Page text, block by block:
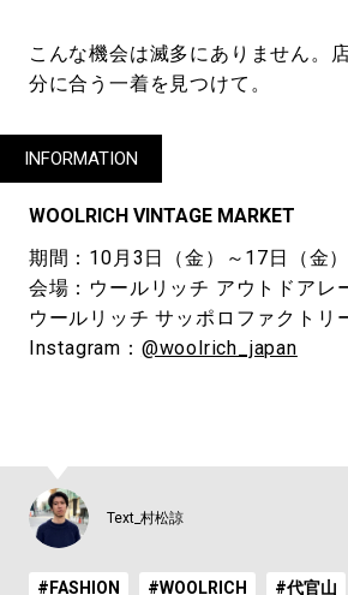
こんな機会は滅多にありません。
分に合う一着を見つけて。
INFORMATION
WOOLRICH VINTAGE MARKET
期間：10月3日（金）～17日（金）
会場：ウールリッチ アウトドアレ
ウールリッチ サッポロファクトリ
Instagram： @woolrich_japan
Text_村松諒
#FASHION #WOOLRICH #代官山